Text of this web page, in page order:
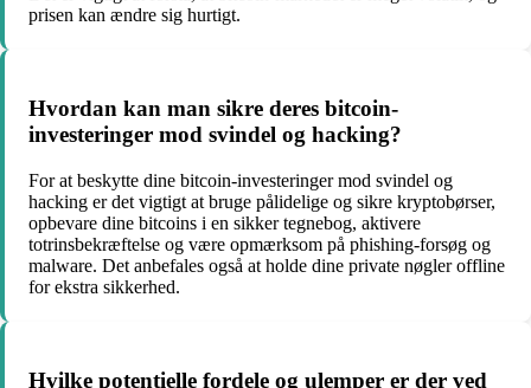
prisen kan ændre sig hurtigt.
Hvordan kan man sikre deres bitcoin-
investeringer mod svindel og hacking?
For at beskytte dine bitcoin-investeringer mod svindel og
hacking er det vigtigt at bruge pålidelige og sikre kryptobørser,
opbevare dine bitcoins i en sikker tegnebog, aktivere
totrinsbekræftelse og være opmærksom på phishing-forsøg og
malware. Det anbefales også at holde dine private nøgler offline
for ekstra sikkerhed.
Hvilke potentielle fordele og ulemper er der ved